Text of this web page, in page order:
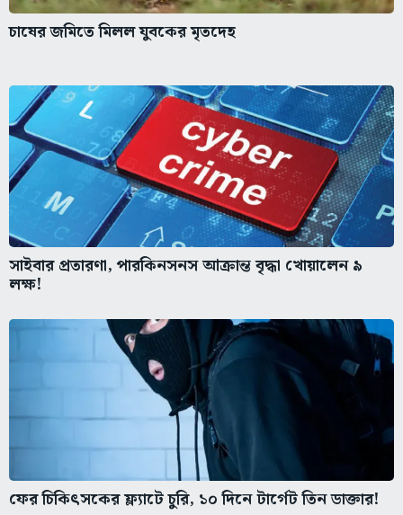
চাষের জমিতে মিলল যুবকের মৃতদেহ
সাইবার প্রতারণা, পারকিনসনস আক্রান্ত বৃদ্ধা খোয়ালেন ৯
লক্ষ!
ফের চিকিৎসকের ফ্ল্যাটে চুরি, ১০ দিনে টার্গেট তিন ডাক্তার!